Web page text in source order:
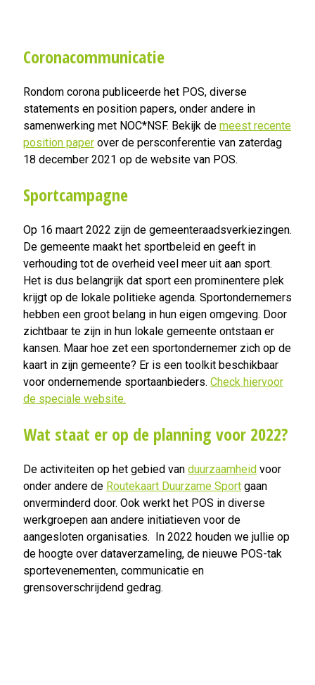
Coronacommunicatie
Rondom corona publiceerde het POS, diverse
statements en position papers, onder andere in
samenwerking met NOC*NSF. Bekijk de meest recente
position paper over de persconferentie van zaterdag
18 december 2021 op de website van POS.
Sportcampagne
Op 16 maart 2022 zijn de gemeenteraadsverkiezingen.
De gemeente maakt het sportbeleid en geeft in
verhouding tot de overheid veel meer uit aan sport.
Het is dus belangrijk dat sport een prominentere plek
krijgt op de lokale politieke agenda. Sportondernemers
hebben een groot belang in hun eigen omgeving. Door
zichtbaar te zijn in hun lokale gemeente ontstaan er
kansen. Maar hoe zet een sportondernemer zich op de
kaart in zijn gemeente? Er is een toolkit beschikbaar
voor ondernemende sportaanbieders. Check hiervoor
de speciale website.
Wat staat er op de planning voor 2022?
De activiteiten op het gebied van duurzaamheid voor
onder andere de Routekaart Duurzame Sport gaan
onverminderd door. Ook werkt het POS in diverse
werkgroepen aan andere initiatieven voor de
aangesloten organisaties. In 2022 houden we jullie op
de hoogte over dataverzameling, de nieuwe POS-tak
sportevenementen, communicatie en
grensoverschrijdend gedrag.